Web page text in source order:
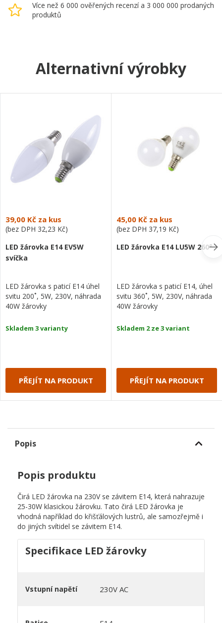
Více než 6 000 ověřených recenzí a 3 000 000 prodaných
produktů
Alternativní výrobky
39,00 Kč za kus
(bez DPH 32,23 Kč)
LED žárovka E14 EV5W
svíčka
LED žárovka s paticí E14 úhel
svitu 200˚, 5W, 230V, náhrada
40W žárovky
Skladem 3 varianty
PŘEJÍT NA PRODUKT
45,00 Kč za kus
(bez DPH 37,19 Kč)
LED žárovka E14 LU5W 260°
LED žárovka s paticí E14, úhel
svitu 360˚, 5W, 230V, náhrada
40W žárovky
Skladem 2 ze 3 variant
PŘEJÍT NA PRODUKT
Popis
Popis produktu
Čirá LED žárovka na 230V se závitem E14, která nahrazuje
25-30W klasickou žárovku. Tato čirá LED žárovka je
vhodná například do křišťálových lustrů, ale samozřejmě i
do jiných svítidel se závitem E14.
Specifikace LED žárovky
Vstupní napětí 230V AC